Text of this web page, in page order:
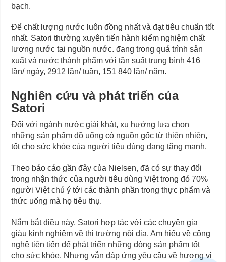
bạch.
Để chất lượng nước luôn đồng nhất và đạt tiêu chuẩn tốt
nhất. Satori thường xuyên tiến hành kiểm nghiệm chất
lượng nước tại nguồn nước. đang trong quá trình sản
xuất và nước thành phẩm với tần suất trung bình 416
lần/ ngày, 2912 lần/ tuần, 151 840 lần/ năm.
Nghiên cứu và phát triển của
Satori
Đối với ngành nước giải khát, xu hướng lựa chọn
những sản phẩm đồ uống có nguồn gốc từ thiên nhiên,
tốt cho sức khỏe của người tiêu dùng đang tăng mạnh.
Theo báo cáo gần đây của Nielsen, đã có sự thay đổi
trong nhận thức của người tiêu dùng Việt trong đó 70%
người Việt chú ý tới các thành phần trong thực phẩm và
thức uống mà họ tiêu thụ.
Nắm bắt điều này, Satori hợp tác với các chuyên gia
giàu kinh nghiệm về thị trường nội địa. Am hiểu về công
nghệ tiên tiến để phát triển những dòng sản phẩm tốt
cho sức khỏe. Nhưng vẫn đáp ứng yêu cầu về hương vị